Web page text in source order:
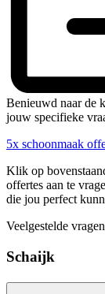
Benieuwd naar de
jouw specifieke
5x schoonmaak
Klik op
offertes aan te
die jou perfect
Veelgestelde
Schaijk